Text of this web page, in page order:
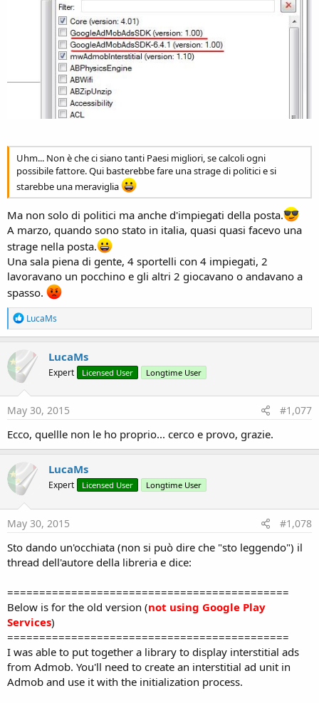
Uhm... Non è che ci siano tanti Paesi migliori, se calcoli ogni
possibile fattore. Qui basterebbe fare una strage di politici e si
starebbe una meraviglia
Ma non solo di politici ma anche d'impiegati della posta.
A marzo, quando sono stato in italia, quasi quasi facevo una
strage nella posta.
Una sala piena di gente, 4 sportelli con 4 impiegati, 2
lavoravano un pocchino e gli altri 2 giocavano o andavano a
spasso.
R
e
a
t
i
n
s
LucaMs
LucaMs
Expert Licensed User Longtime User
May 30, 2015 #1,077
Ecco, quellle non le ho proprio... cerco e provo, grazie.
LucaMs
Expert Licensed User Longtime User
May 30, 2015 #1,078
Sto dando un'occhiata (non si può dire che "sto leggendo") il
thread dell'autore della libreria e dice:
============================================
Below is for the old version (not using Google Play
Services)
============================================
I was able to put together a library to display interstitial ads
from Admob. You'll need to create an interstitial ad unit in
Admob and use it with the initialization process.